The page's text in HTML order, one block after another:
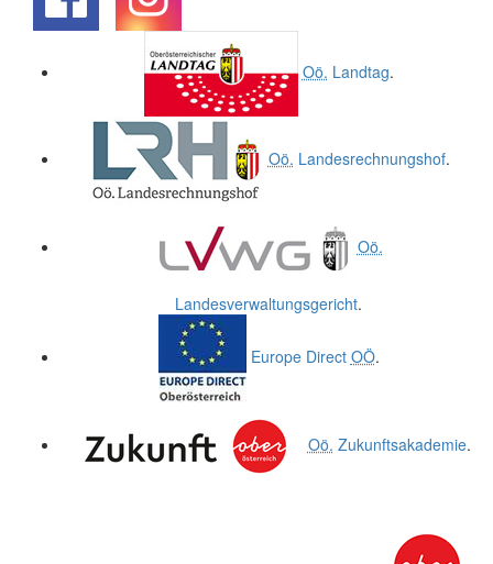
Oö. Landtag.
Oö. Landesrechnungshof.
Oö.
Landesverwaltungsgericht.
Europe Direct OÖ.
Oö. Zukunftsakademie.